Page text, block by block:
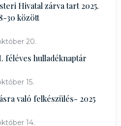
Hivatal zárva tart 2025.
30 között
20.
féléves hulladéknaptár
15.
való felkészülés- 2025
14.